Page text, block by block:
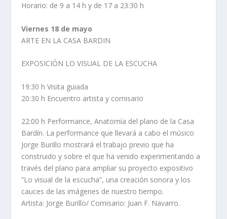
Horario: de 9 a 14 h y de 17 a 23:30 h
Viernes 18 de mayo
ARTE EN LA CASA BARDIN
EXPOSICIÓN LO VISUAL DE LA ESCUCHA
19:30 h Visita guiada
20:30 h Encuentro artista y comisario
22:00 h Performance, Anatomía del plano de la Casa
Bardín. La performance que llevará a cabo el músico
Jorge Burillo mostrará el trabajo previo que ha
construido y sobre el que ha venido experimentando a
través del plano para ampliar su proyecto expositivo
“Lo visual de la escucha”, una creación sonora y los
cauces de las imágenes de nuestro tiempo.
Artista: Jorge Burillo/ Comisario: Juan F. Navarro.